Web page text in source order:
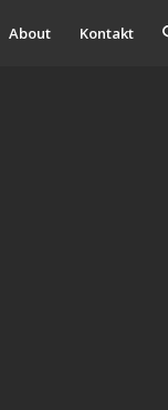
About Kontakt